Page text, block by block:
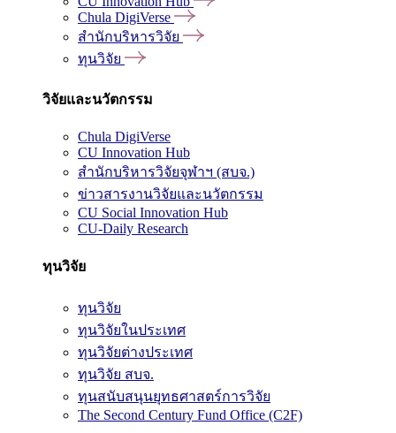
Chula DigiVerse
สำนักบริหารวิจัย
ทุนวิจัย
วิจัยและนวัตกรรม
Chula DigiVerse
CU Innovation Hub
สำนักบริหารวิจัยจุฬาฯ (สบจ.)
ข่าวสารงานวิจัยและนวัตกรรม
CU Social Innovation Hub
CU-Daily Research
ทุนวิจัย
ทุนวิจัย
ทุนวิจัยในประเทศ
ทุนวิจัยต่างประเทศ
ทุนวิจัย สบจ.
ทุนสนับสนุนยุทธศาสตร์การวิจัย
The Second Century Fund Office (C2F)